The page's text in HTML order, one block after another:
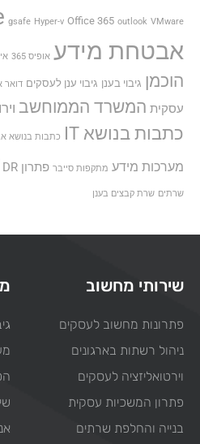
gsafe Hyper-v Office 365 outlook VMware
אבטחת מידע אופיס 365
הוכמן גיבוי בענן גיבוי ענן לעסקים דואר
עסקית המשרד הממוחשב
כתבות בנושא IT כתבות בנושא
מערכות מידע מתקפות סייבר פתרון DR
שרתים שרת קבצים בענן
שירותי מחשוב
פתרונות מחשוב לעסקים
ניהול רשתות בארגונים
וירטואליזציה לעסקים
פתרון המשכיות עסקית
בנייה והחלפת שרתים